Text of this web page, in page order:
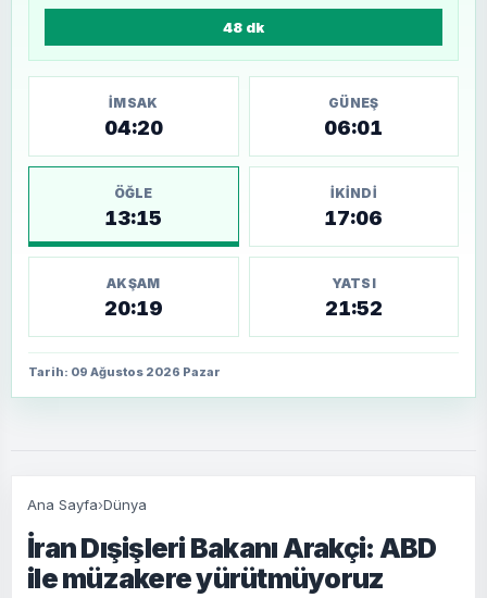
48 dk
İMSAK
04:20
GÜNEŞ
06:01
ÖĞLE
13:15
İKINDI
17:06
AKŞAM
20:19
YATSI
21:52
Tarih: 09 Ağustos 2026 Pazar
Ana Sayfa›Dünya
İran Dışişleri Bakanı Arakçi: ABD
ile müzakere yürütmüyoruz